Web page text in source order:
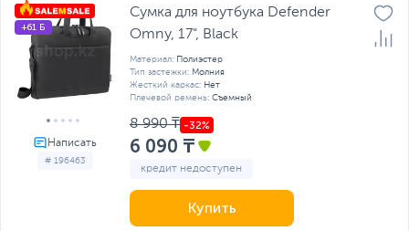
# 196463
+61 Б
Сумка для ноутбука Defender
Omny, 17", Black
Материал: Полиэстер
Тип застежки: Молния
Жесткий каркас: Нет
Плечевой ремень: Съемный
8 990 ₸
6 090 ₸
кредит недоступен
Купить